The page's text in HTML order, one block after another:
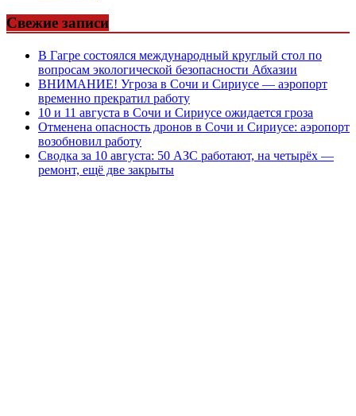
Свежие записи
В Гагре состоялся международный круглый стол по
вопросам экологической безопасности Абхазии
ВНИМАНИЕ! Угроза в Сочи и Сириусе — аэропорт
временно прекратил работу
10 и 11 августа в Сочи и Сириусе ожидается гроза
Отменена опасность дронов в Сочи и Сириусе: аэропорт
возобновил работу
Сводка за 10 августа: 50 АЗС работают, на четырёх —
ремонт, ещё две закрыты